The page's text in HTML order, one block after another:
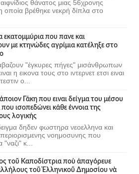
θάνατος μιας 56χρονης
οποία βρέθηκε νεκρή δίπλα στο
εκατομμύρια που πανε και
με κτηνώδες αγρίμια κατέληξε στο
"έγκυρες πήγες" μισάνθρωπων
η εικονα τους στο ιντερνετ ετσι ειναι
ο...
Γάκη που ειναι δείγμα του μέσου
ισοπεδώνει κάθε έννοια της
λογικής
δηδεν φωστηρα νεοελληνα και
νοημοσυνης που
"ναζι" κ...
τοῦ Καποδίστρια ποὺ ἀπαγόρευε
τοῦ Ἑλληνικοῦ Δημοσίου νὰ